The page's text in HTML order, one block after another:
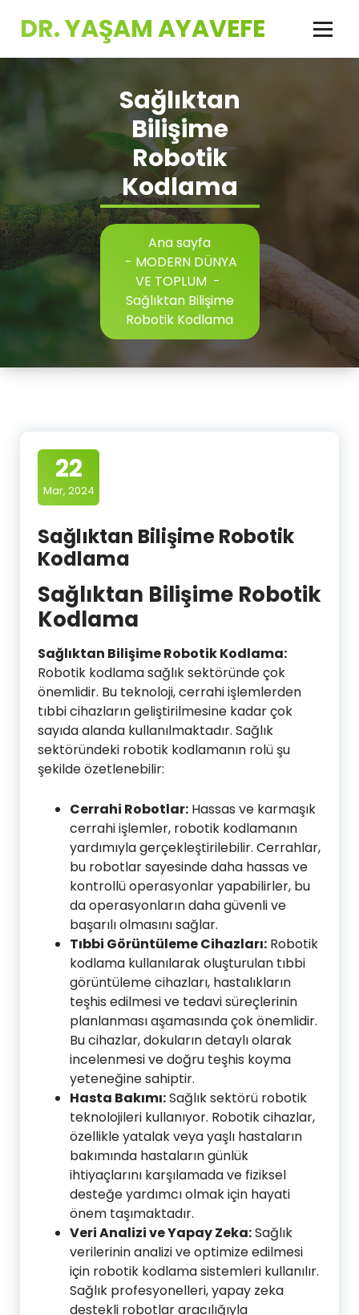
DR. YAŞAM AYAVEFE
Sağlıktan
Bilişime
Robotik
Kodlama
Ana sayfa
- MODERN DÜNYA
VE TOPLUM -
Sağlıktan Bilişime
Robotik Kodlama
22
Mar, 2024
Sağlıktan Bilişime Robotik
Kodlama
Sağlıktan Bilişime Robotik
Kodlama
Sağlıktan Bilişime Robotik Kodlama:
Robotik kodlama sağlık sektöründe çok
önemlidir. Bu teknoloji, cerrahi işlemlerden
tıbbi cihazların geliştirilmesine kadar çok
sayıda alanda kullanılmaktadır. Sağlık
sektöründeki robotik kodlamanın rolü şu
şekilde özetlenebilir:
Cerrahi Robotlar: Hassas ve karmaşık
cerrahi işlemler, robotik kodlamanın
yardımıyla gerçekleştirilebilir. Cerrahlar,
bu robotlar sayesinde daha hassas ve
kontrollü operasyonlar yapabilirler, bu
da operasyonların daha güvenli ve
başarılı olmasını sağlar.
Tıbbi Görüntüleme Cihazları: Robotik
kodlama kullanılarak oluşturulan tıbbi
görüntüleme cihazları, hastalıkların
teşhis edilmesi ve tedavi süreçlerinin
planlanması aşamasında çok önemlidir.
Bu cihazlar, dokuların detaylı olarak
incelenmesi ve doğru teşhis koyma
yeteneğine sahiptir.
Hasta Bakımı:Sağlık sektörü robotik
teknolojileri kullanıyor. Robotik cihazlar,
özellikle yatalak veya yaşlı hastaların
bakımında hastaların günlük
ihtiyaçlarını karşılamada ve fiziksel
desteğe yardımcı olmak için hayati
önem taşımaktadır.
Veri Analizi ve Yapay Zeka:Sağlık
verilerinin analizi ve optimize edilmesi
için robotik kodlama sistemleri kullanılır.
Sağlık profesyonelleri, yapay zeka
destekli robotlar aracılığıyla